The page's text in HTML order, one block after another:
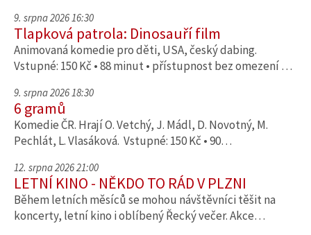
9. srpna 2026 16:30
Tlapková patrola: Dinosauří film
Animovaná komedie pro děti, USA, český dabing.
Vstupné: 150 Kč • 88 minut • přístupnost bez omezení …
9. srpna 2026 18:30
6 gramů
Komedie ČR. Hrají O. Vetchý, J. Mádl, D. Novotný, M.
Pechlát, L. Vlasáková. Vstupné: 150 Kč • 90…
12. srpna 2026 21:00
LETNÍ KINO - NĚKDO TO RÁD V PLZNI
Během letních měsíců se mohou návštěvníci těšit na
koncerty, letní kino i oblíbený Řecký večer. Akce…